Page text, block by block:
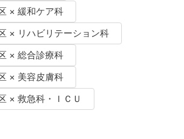
× 緩和ケア科
× リハビリテーション科
× 総合診療科
× 美容皮膚科
× 救急科・ＩＣＵ